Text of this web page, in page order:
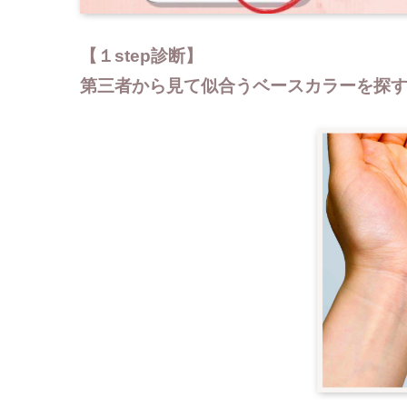
【１step診断】
第三者から見て似合うベースカラーを探す